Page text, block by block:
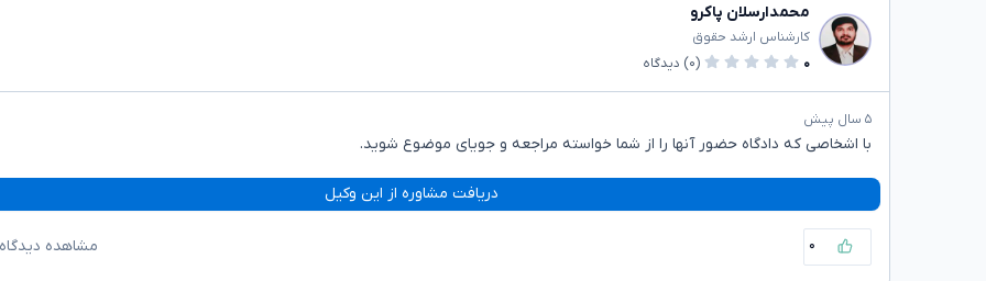
محمدارسلان پاکرو
کارشناس ارشد حقوق
۰
(۰) دیدگاه
۵ سال پیش
با اشخاصی که دادگاه حضور آنها را از شما خواسته مراجعه و جویای موضوع شوید.
دریافت مشاوره از این وکیل
۰ مشاهده